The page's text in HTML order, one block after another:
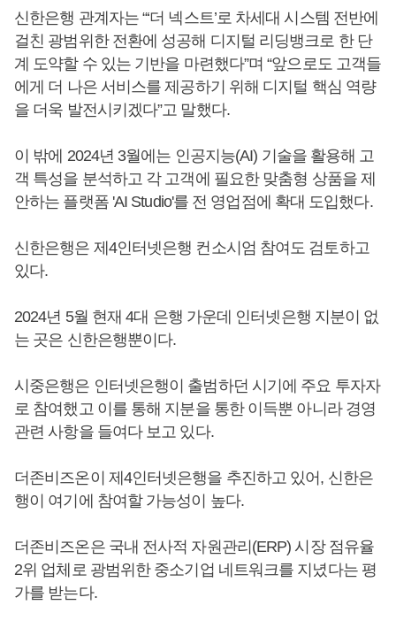
신한은행 관계자는 “‘더 넥스트’로 차세대 시스템 전반에
걸친 광범위한 전환에 성공해 디지털 리딩뱅크로 한 단
계 도약할 수 있는 기반을 마련했다”며 “앞으로도 고객들
에게 더 나은 서비스를 제공하기 위해 디지털 핵심 역량
을 더욱 발전시키겠다”고 말했다.
이 밖에 2024년 3월에는 인공지능(AI) 기술을 활용해 고
객 특성을 분석하고 각 고객에 필요한 맞춤형 상품을 제
안하는 플랫폼 'AI Studio'를 전 영업점에 확대 도입했다.
신한은행은 제4인터넷은행 컨소시엄 참여도 검토하고
있다.
2024년 5월 현재 4대 은행 가운데 인터넷은행 지분이 없
는 곳은 신한은행뿐이다.
시중은행은 인터넷은행이 출범하던 시기에 주요 투자자
로 참여했고 이를 통해 지분을 통한 이득뿐 아니라 경영
관련 사항을 들여다 보고 있다.
더존비즈온이 제4인터넷은행을 추진하고 있어, 신한은
행이 여기에 참여할 가능성이 높다.
더존비즈온은 국내 전사적 자원관리(ERP) 시장 점유율
2위 업체로 광범위한 중소기업 네트워크를 지녔다는 평
가를 받는다.